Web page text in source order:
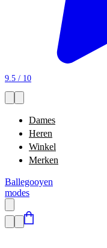
9.5 / 10
Dames
Heren
Winkel
Merken
Ballegooyen
modes